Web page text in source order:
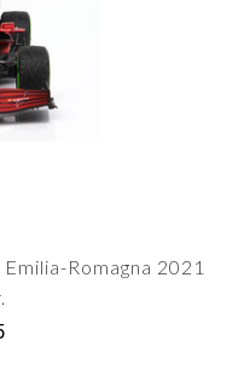
Romagna 2021